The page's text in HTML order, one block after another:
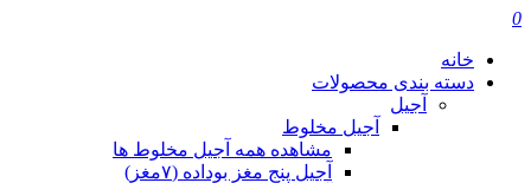
0
خانه
دسته بندی محصولات
آجیل
آجیل مخلوط
مشاهده همه آجیل مخلوط ها
آجیل پنج مغز بوداده (۷مغز)